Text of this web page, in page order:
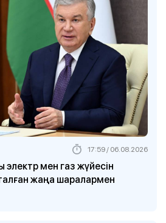
мен газ жүйесін
жаңа шаралармен
17:59 / 06.08.2026